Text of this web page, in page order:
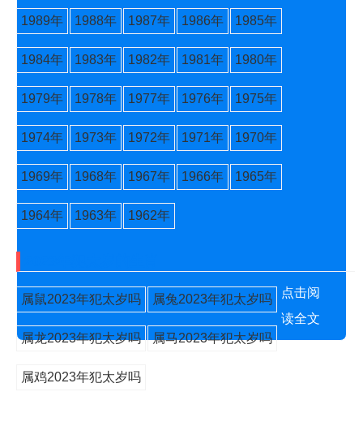
1989年 1988年 1987年 1986年 1985年
1984年 1983年 1982年 1981年 1980年
1979年 1978年 1977年 1976年 1975年
1974年 1973年 1972年 1971年 1970年
1969年 1968年 1967年 1966年 1965年
1964年 1963年 1962年
属鼠2023年犯太岁吗 属兔2023年犯太岁吗
属龙2023年犯太岁吗 属马2023年犯太岁吗
属鸡2023年犯太岁吗
点击阅
读全文